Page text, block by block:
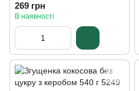
269 грн
В наявності